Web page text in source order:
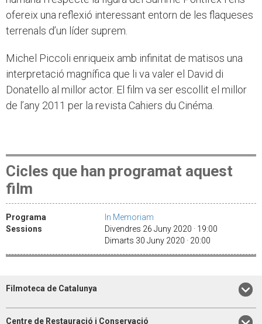
ofereix una reflexió interessant entorn de les flaqueses
terrenals d’un líder suprem.
Michel Piccoli enriqueix amb infinitat de matisos una
interpretació magnífica que li va valer el David di
Donatello al millor actor. El film va ser escollit el millor
de l’any 2011 per la revista Cahiers du Cinéma.
Cicles que han programat aquest
film
Programa
In Memoriam
Sessions
Divendres 26 Juny 2020 · 19:00
Dimarts 30 Juny 2020 · 20:00
Filmoteca de Catalunya
Centre de Restauració i Conservació